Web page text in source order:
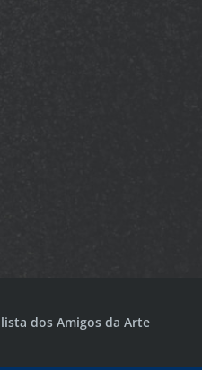
dos Amigos da Arte